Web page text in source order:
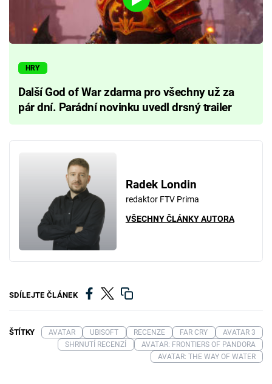
HRY
Další God of War zdarma pro všechny už za
pár dní. Parádní novinku uvedl drsný trailer
Radek Londin
redaktor FTV Prima
VŠECHNY ČLÁNKY AUTORA
SDÍLEJTE ČLÁNEK
ŠTÍTKY AVATAR UBISOFT RECENZE FAR CRY
AVATAR 3
SHRNUTÍ RECENZÍ
AVATAR: FRONTIERS OF PANDORA
AVATAR: THE WAY OF WATER